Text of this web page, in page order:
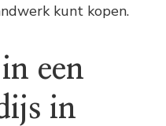
kunt kopen.
een
in